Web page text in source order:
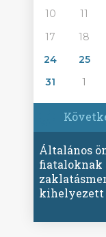
10
11
17
18
24
25
31
1
Általános
fiataloknak
kihelyezett